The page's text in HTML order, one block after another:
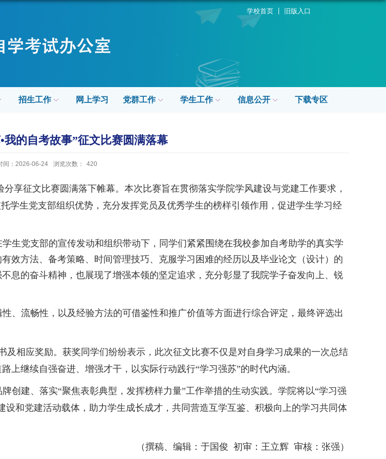
学校首页 旧版入口
招生工作 网上学习 党群工作 学生工作 信息公开 下载专区
我的自考故事”征文比赛圆满落幕
间：2026-06-24 浏览次数： 420
分享征文比赛圆满落下帷幕。本次比赛旨在贯彻落实学院学风建设与党建工作要求，
学生党支部组织优势，充分发挥党员及优秀学生的榜样引领作用，促进学生学习经
生党支部的宣传发动和组织带动下，同学们紧紧围绕在我校参加自考助学的真实学
效方法、备考策略、时间管理技巧、克服学习困难的经历以及毕业论文（设计）的
息的奋斗精神，也展现了增强本领的坚定追求，充分彰显了我院学子奋发向上、锐
、流畅性，以及经验方法的可借鉴性和推广价值等方面进行综合评定，最终评选出
及相应奖励。获奖同学们纷纷表示，此次征文比赛不仅是对自身学习成果的一次总结
上继续自强奋进、增强才干，以实际行动践行“学习强苏”的时代内涵。
创建、落实“聚焦表彰典型，发挥榜样力量”工作举措的生动实践。学院将以“学习强
和党建活动载体，助力学生成长成才，共同营造互学互鉴、积极向上的学习共同体
（撰稿、编辑：于国俊 初审：王立辉 审核：张强）